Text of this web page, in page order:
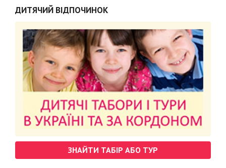
ДИТЯЧИЙ ВІДПОЧИНОК
ЗНАЙТИ ТАБІР АБО ТУР